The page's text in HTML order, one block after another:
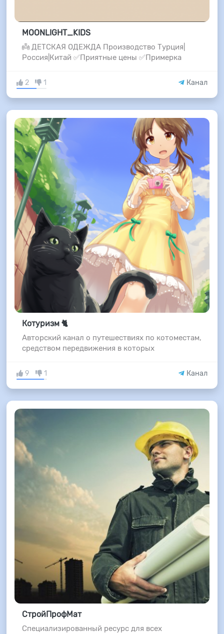
MOONLIGHT_KIDS
👼 ДЕТСКАЯ ОДЕЖДА Производство Турция|
Россия|Китай ✅Приятные цены ✅Примерка
2 1 Канал
Котуризм 🐈
Авторский канал о путешествиях по котоместам,
средством передвижения в которых
9 1 Канал
СтройПрофМат
Специализированный ресурс для всех